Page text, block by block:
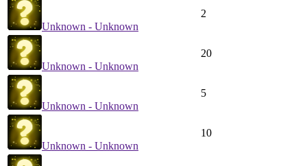
Unknown - Unknown
2
Unknown - Unknown
20
Unknown - Unknown
5
Unknown - Unknown
10